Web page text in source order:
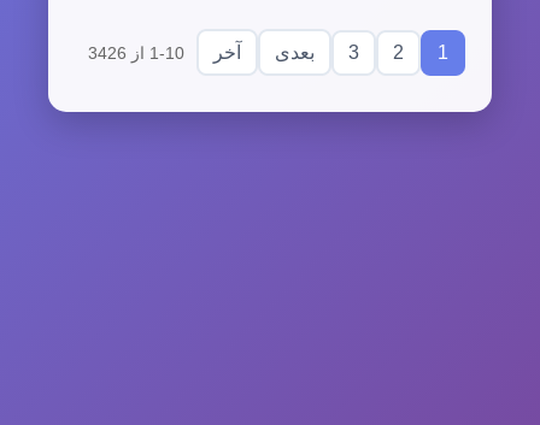
1
2
3 بعدی آخر 1-10 از 3426